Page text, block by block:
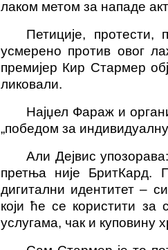
лаком метом за нападе
Петиције,
усмерено против овог
премијер Кир Стармер
ликовали.
Најџел Фараж и
„победом за
Али Дејвис
претња није БритКард.
дигитални идентитет –
који ће се користити за
услугама, чак и куповину